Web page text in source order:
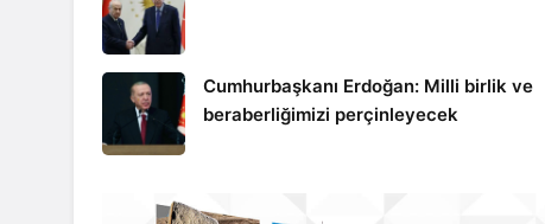
Cumhurbaşkanı Erdoğan: Milli birlik ve
beraberliğimizi perçinleyecek